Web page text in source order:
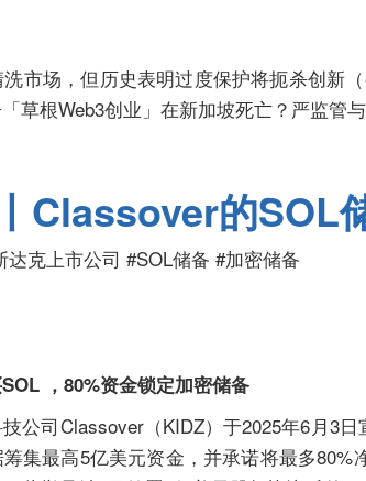
市场，但历史表明过度保护将扼杀创新
草根Web3创业」在新加坡死亡？严监管
Classover的SOL
克上市公司 #SOL储备 #加密储备
，80%资金锁定加密储备
公司Classover（KIDZ）于2025年6月3
集最高5亿美元资金，并承诺将最多